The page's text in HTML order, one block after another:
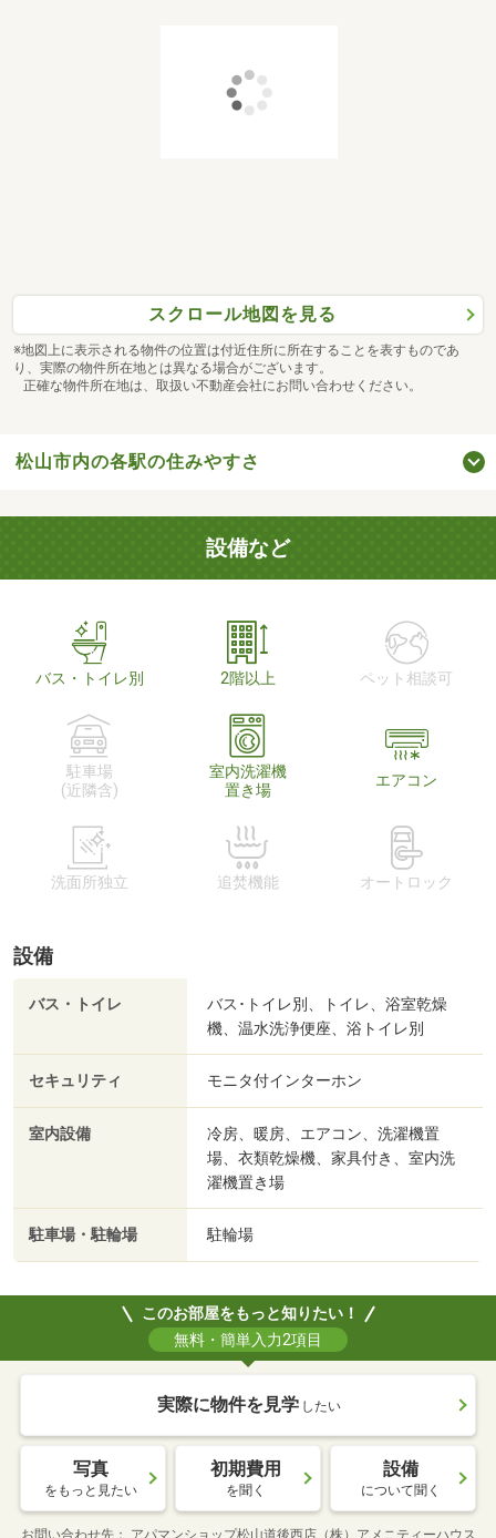
スクロール地図を見る
※地図上に表示される物件の位置は付近住所に所在することを表すものであ
り、実際の物件所在地とは異なる場合がございます。
正確な物件所在地は、取扱い不動産会社にお問い合わせください。
松山市内の各駅の住みやすさ
設備など
バス・トイレ別 2階以上 ペット相談可
駐車場
(近隣含)
室内洗濯機
置き場
エアコン
洗面所独立 追焚機能 オートロック
設備
バス・トイレ
バス･トイレ別、トイレ、浴室乾燥
機、温水洗浄便座、浴トイレ別
セキュリティ モニタ付インターホン
室内設備
冷房、暖房、エアコン、洗濯機置
場、衣類乾燥機、家具付き、室内洗
濯機置き場
駐車場・駐輪場 駐輪場
このお部屋をもっと知りたい！
無料・簡単入力2項目
実際に物件を見学 したい
写真
をもっと見たい
初期費用
を聞く
設備
について聞く
お問い合わせ先 アパマンショップ松山道後西店（株）アメニティーハウス